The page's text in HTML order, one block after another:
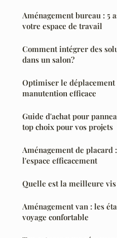
Aménagement bureau : 5
votre espace de travail
Comment intégrer des
dans un salon?
Optimiser le déplacement
manutention efficace
Guide d'achat pour
top choix pour vos projets
Aménagement de
l'espace efficacement
Quelle est la meilleure
Aménagement van : les
voyage confortable